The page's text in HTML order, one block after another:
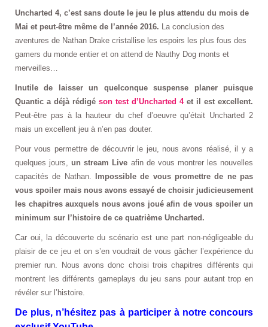
Uncharted 4, c’est sans doute le jeu le plus attendu du mois de
Mai et peut-être même de l’année 2016. La conclusion des
aventures de Nathan Drake cristallise les espoirs les plus fous des
gamers du monde entier et on attend de Nauthy Dog monts et
merveilles…
Inutile de laisser un quelconque suspense planer puisque
Quantic a déjà rédigé son test d’Uncharted 4et il est excellent.
Peut-être pas à la hauteur du chef d’oeuvre qu’était Uncharted 2
mais un excellent jeu à n’en pas douter.
Pour vous permettre de découvrir le jeu, nous avons réalisé, il y a
quelques jours,un stream Live afin de vous montrer les nouvelles
capacités de Nathan. Impossible de vous promettre de ne pas
vous spoiler mais nous avons essayé de choisir judicieusement
les chapitres auxquels nous avons joué afin de vous spoiler un
minimum sur l’histoire de ce quatrième Uncharted.
Car oui, la découverte du scénario est une part non-négligeable du
plaisir de ce jeu et on s’en voudrait de vous gâcher l’expérience du
premier run. Nous avons donc choisi trois chapitres différents qui
montrent les différents gameplays du jeu sans pour autant trop en
révéler sur l’histoire.
De plus, n’hésitez pas à participer à notre concours